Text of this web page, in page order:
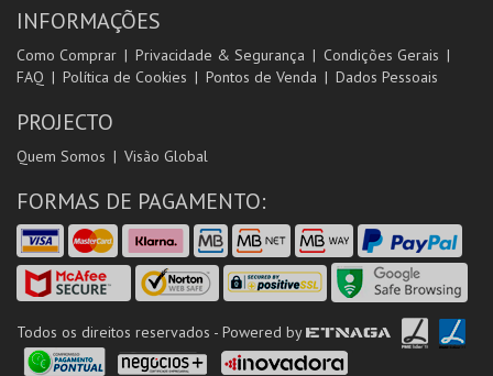
INFORMAÇÕES
Como Comprar Privacidade & Segurança
Condições Gerais
FAQ
Política de Cookies Pontos de Venda Dados Pessoais
PROJECTO
Quem Somos Visão Global
FORMAS DE PAGAMENTO:
Todos os direitos reservados - Powered by ETNAGA